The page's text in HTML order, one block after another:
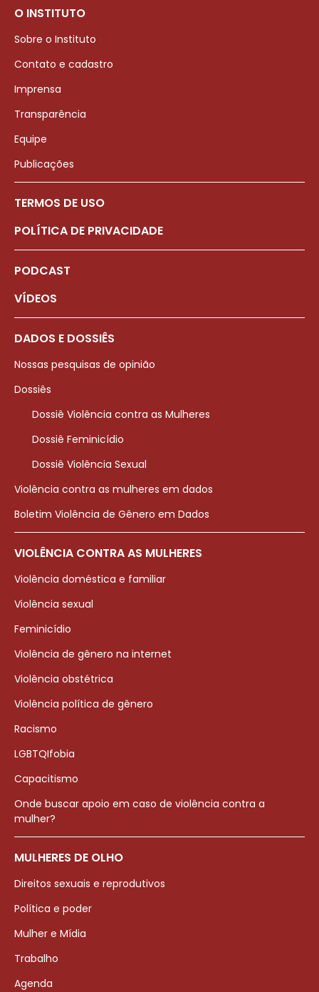
O INSTITUTO
Sobre o Instituto
Contato e cadastro
Imprensa
Transparência
Equipe
Publicações
TERMOS DE USO
POLÍTICA DE PRIVACIDADE
PODCAST
VÍDEOS
DADOS E DOSSIÊS
Nossas pesquisas de opinião
Dossiês
Dossiê Violência contra as Mulheres
Dossiê Feminicídio
Dossiê Violência Sexual
Violência contra as mulheres em dados
Boletim Violência de Gênero em Dados
VIOLÊNCIA CONTRA AS MULHERES
Violência doméstica e familiar
Violência sexual
Feminicídio
Violência de gênero na internet
Violência obstétrica
Violência política de gênero
Racismo
LGBTQIfobia
Capacitismo
Onde buscar apoio em caso de violência contra a
mulher?
MULHERES DE OLHO
Direitos sexuais e reprodutivos
Política e poder
Mulher e Mídia
Trabalho
Agenda